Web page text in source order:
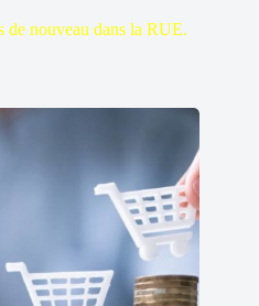
de nouveau dans la RUE.